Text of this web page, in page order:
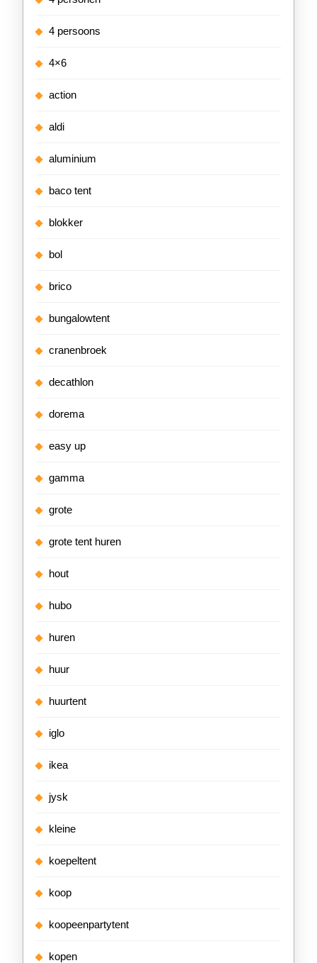
4 persoons
4×6
action
aldi
aluminium
baco tent
blokker
bol
brico
bungalowtent
cranenbroek
decathlon
dorema
easy up
gamma
grote
grote tent huren
hout
hubo
huren
huur
huurtent
iglo
ikea
jysk
kleine
koepeltent
koop
koopeenpartytent
kopen